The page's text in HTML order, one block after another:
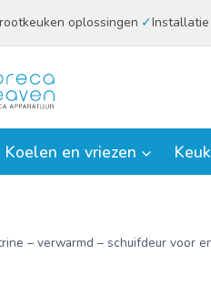
oplossingen Installatie
Koelen en vriezen
– verwarmd – schuifdeur voor